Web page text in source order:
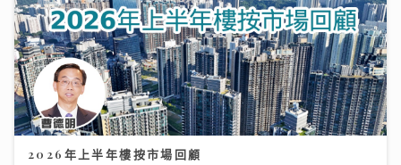
2026年上半年樓按市場回顧